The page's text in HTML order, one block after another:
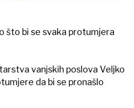
što bi se svaka protumjera
vanjskih poslova Veljko
da bi se pronašlo